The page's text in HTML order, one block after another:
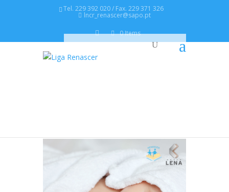
Tel. 229 392 020 / Fax. 229 371 326
lncr_renascer@sapo.pt
0 Items